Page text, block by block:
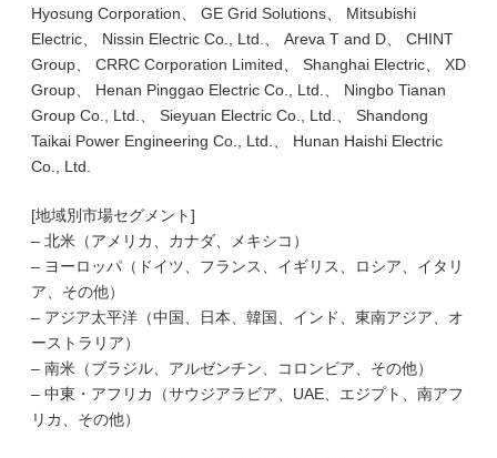
Hyosung Corporation、 GE Grid Solutions、 Mitsubishi
Electric、 Nissin Electric Co., Ltd.、 Areva T and D、 CHINT
Group、 CRRC Corporation Limited、 Shanghai Electric、 XD
Group、 Henan Pinggao Electric Co., Ltd.、 Ningbo Tianan
Group Co., Ltd.、 Sieyuan Electric Co., Ltd.、 Shandong
Taikai Power Engineering Co., Ltd.、 Hunan Haishi Electric
Co., Ltd.
[地域別市場セグメント]
– 北米（アメリカ、カナダ、メキシコ）
– ヨーロッパ（ドイツ、フランス、イギリス、ロシア、イタリ
ア、その他）
– アジア太平洋（中国、日本、韓国、インド、東南アジア、オ
ーストラリア）
– 南米（ブラジル、アルゼンチン、コロンビア、その他）
– 中東・アフリカ（サウジアラビア、UAE、エジプト、南アフ
リカ、その他）